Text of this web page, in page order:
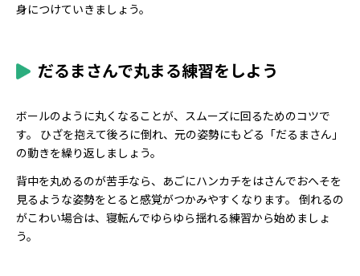
身につけていきましょう。
だるまさんで丸まる練習をしよう
ボールのように丸くなることが、スムーズに回るためのコツで
す。 ひざを抱えて後ろに倒れ、元の姿勢にもどる「だるまさん」
の動きを繰り返しましょう。
背中を丸めるのが苦手なら、あごにハンカチをはさんでおへそを
見るような姿勢をとると感覚がつかみやすくなります。 倒れるの
がこわい場合は、寝転んでゆらゆら揺れる練習から始めましょ
う。